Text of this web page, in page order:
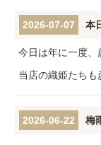
2026-07-07 本
今日は年に一度
当店の織姫たち
2026-06-22 梅